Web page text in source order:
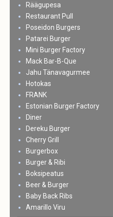
Räägupesa
Restaurant Pull
Poseidon Burgers
Patarei Burger
Mini Burger Factory
Mack Bar-B-Que
Jahu Tänavagurmee
Hotokas
FRANK
Estonian Burger Factory
Diner
Dereku Burger
Cherry Grill
Burgerbox
Burger & Ribi
Boksipeatus
Beer & Burger
Baby Back Ribs
Amarillo Viru